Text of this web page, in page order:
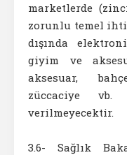
marketlerde
zorunlu temel
dışında
giyim ve
aksesuar,
züccaciye
verilmeyecektir.
3.6- Sağlık